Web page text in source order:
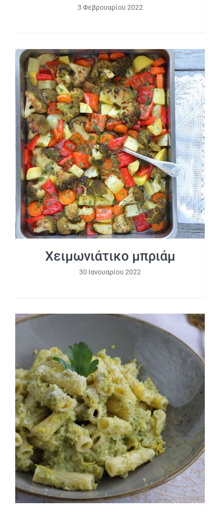
3 Φεβρουαρίου 2022
Χειμωνιάτικο μπριάμ
Χειμωνιάτικο μπριάμ
30 Ιανουαρίου 2022
Πένες light με κρεμώδη σάλτσα
μπρόκολο